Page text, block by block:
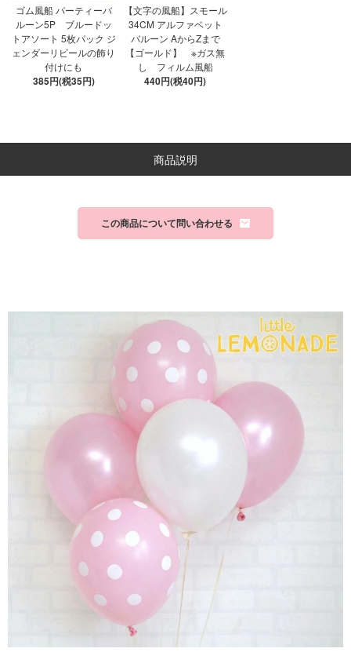
ゴム風船 パーティーバ
ルーン5P ブルードッ
トアソート 5枚パック ジ
ェンダーリビールの飾り
付けにも
385円(税35円)
【文字の風船】スモール
34CM アルファベット
バルーン AからZまで
【ゴールド】 ※ガス無
し フィルム風船
440円(税40円)
商品説明
この商品について問い合わせる